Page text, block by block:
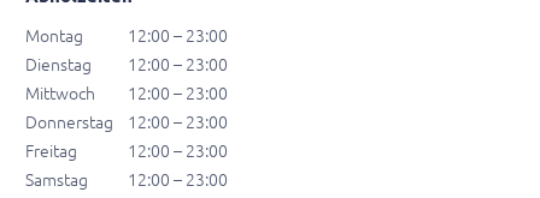
Montag
12:00 – 23:00
Dienstag
12:00 – 23:00
Mittwoch
12:00 – 23:00
Donnerstag
12:00 – 23:00
Freitag
12:00 – 23:00
Samstag
12:00 – 23:00